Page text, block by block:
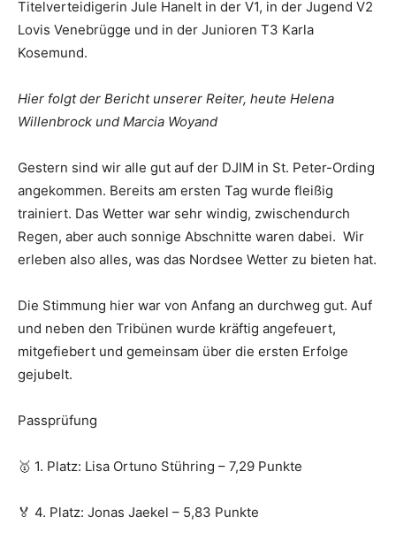
Titelverteidigerin Jule Hanelt in der V1, in der Jugend V2
Lovis Venebrügge und in der Junioren T3 Karla
Kosemund.
Hier folgt der Bericht unserer Reiter, heute Helena
Willenbrock und Marcia Woyand
Gestern sind wir alle gut auf der DJIM in St. Peter-Ording
angekommen. Bereits am ersten Tag wurde fleißig
trainiert. Das Wetter war sehr windig, zwischendurch
Regen, aber auch sonnige Abschnitte waren dabei. Wir
erleben also alles, was das Nordsee Wetter zu bieten hat.
Die Stimmung hier war von Anfang an durchweg gut. Auf
und neben den Tribünen wurde kräftig angefeuert,
mitgefiebert und gemeinsam über die ersten Erfolge
gejubelt.
Passprüfung
🥇 1. Platz: Lisa Ortuno Stühring – 7,29 Punkte
🏅 4. Platz: Jonas Jaekel – 5,83 Punkte